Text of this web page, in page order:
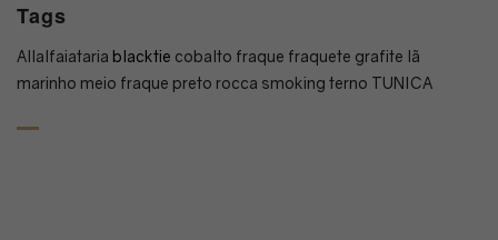
Tags
Allalfaiataria blacktie cobalto fraque fraquete grafite lã
marinho meio fraque preto rocca smoking terno TUNICA